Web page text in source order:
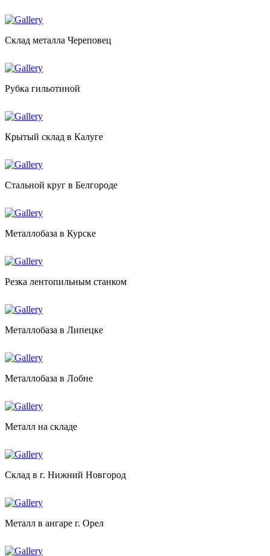
Склад металла Череповец
Рубка гильотиной
Крытый склад в Калуге
Стальной круг в Белгороде
Металлобаза в Курске
Резка лентопильным станком
Металлобаза в Липецке
Металлобаза в Лобне
Металл на складе
Склад в г. Нижний Новгород
Металл в ангаре г. Орел